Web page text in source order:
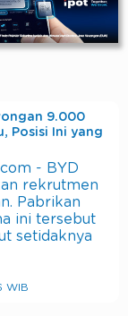
9.000
Posisi Ini yang
- BYD
rekrutmen
Pabrikan
ini tersebut
setidaknya
WIB